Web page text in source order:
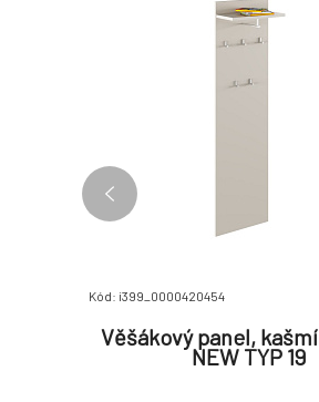
Kód: i399_0000420454
Věšákový panel,
NEW TYP 19